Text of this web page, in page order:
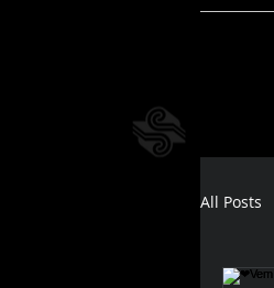
All Posts